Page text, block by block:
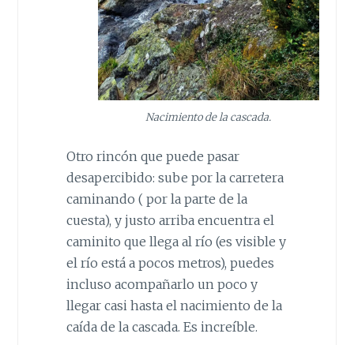
Nacimiento de la cascada.
Otro rincón que puede pasar
desapercibido: sube por la carretera
caminando ( por la parte de la
cuesta), y justo arriba encuentra el
caminito que llega al río (es visible y
el río está a pocos metros), puedes
incluso acompañarlo un poco y
llegar casi hasta el nacimiento de la
caída de la cascada. Es increíble.